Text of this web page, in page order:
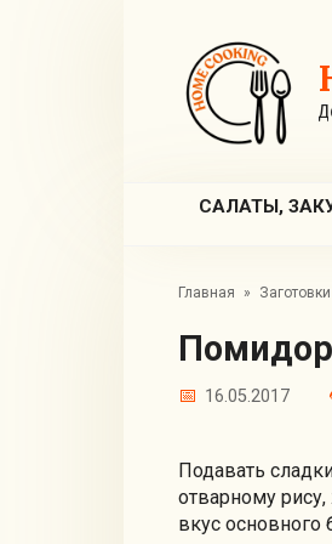
САЛАТЫ,
Главная » Заготовки
16.05.2017
Подавать
отварному
вкус основного